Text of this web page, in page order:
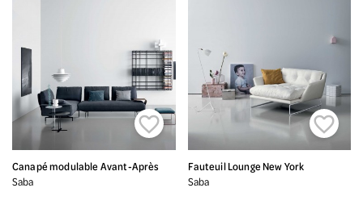

Canapé modulable Avant-Après
Saba

Fauteuil Lounge New York
Saba